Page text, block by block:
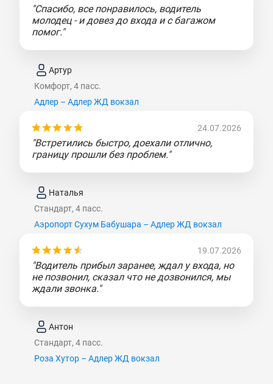
"Спасибо, все понравилось, водитель
молодец - и довез до входа и с багажом
помог."
Артур
Комфорт, 4 пасс.
Адлер – Адлер ЖД вокзал
24.07.2026
"Встретились быстро, доехали отлично,
границу прошли без проблем."
Наталья
Стандарт, 4 пасс.
Аэропорт Сухум Бабушара – Адлер ЖД вокзал
19.07.2026
"Водитель прибыл заранее, ждал у входа, но
не позвонил, сказал что не дозвонился, мы
ждали звонка."
Антон
Стандарт, 4 пасс.
Роза Хутор – Адлер ЖД вокзал